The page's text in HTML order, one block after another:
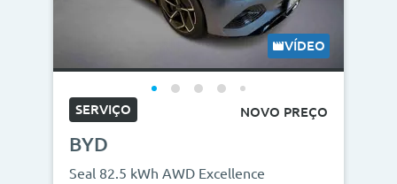
VÍDEO
SERVIÇO NOVO PREÇO
BYD
Seal 82.5 kWh AWD Excellence